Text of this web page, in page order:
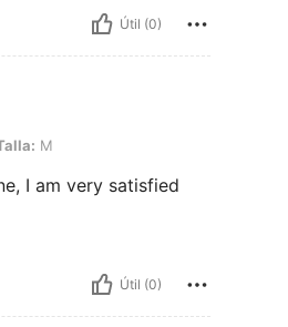
Útil (0)
M
I am very satisfied
Útil (0)